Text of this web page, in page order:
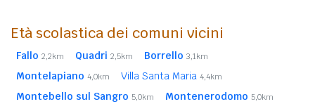
Età scolastica dei comuni vicini
Fallo 2,2km Quadri 2,5km Borrello 3,1km
Montelapiano 4,0km Villa Santa Maria 4,4km
Montebello sul Sangro 5,0km Montenerodomo 5,0km